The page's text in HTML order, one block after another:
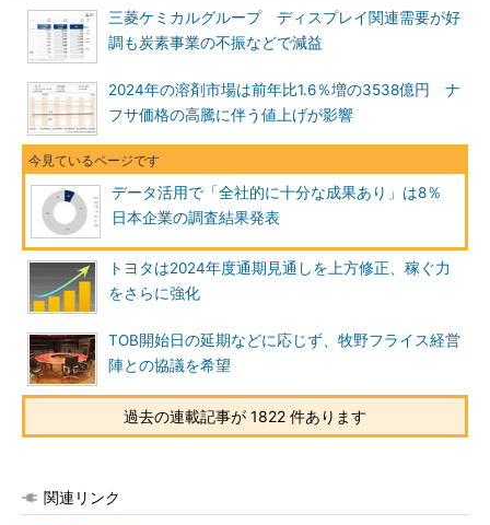
三菱ケミカルグループ ディスプレイ関連需要が好
調も炭素事業の不振などで減益
2024年の溶剤市場は前年比1.6％増の3538億円 ナ
フサ価格の高騰に伴う値上げが影響
データ活用で「全社的に十分な成果あり」は8％
日本企業の調査結果発表
トヨタは2024年度通期見通しを上方修正、稼ぐ力
をさらに強化
TOB開始日の延期などに応じず、牧野フライス経営
陣との協議を希望
過去の連載記事が 1822 件あります
関連リンク